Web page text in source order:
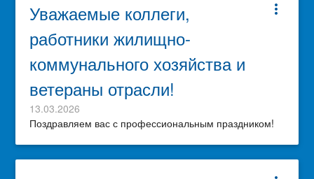
more_vert
Уважаемые коллеги,
работники жилищно-
коммунального хозяйства и
ветераны отрасли!
13.03.2026
Поздравляем вас с профессиональным праздником!